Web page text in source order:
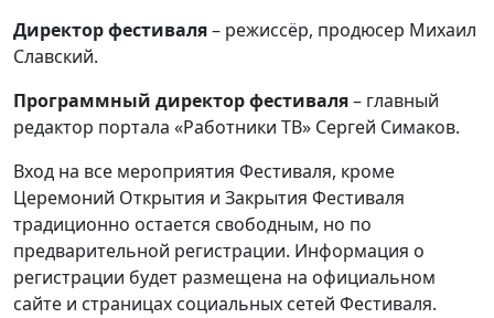
Директор фестиваля– режиссёр, продюсер Михаил
Славский.
Программный директор фестиваля– главный
редактор портала «Работники ТВ» Сергей Симаков.
Вход на все мероприятия Фестиваля, кроме
Церемоний Открытия и Закрытия Фестиваля
традиционно остается свободным, но по
предварительной регистрации. Информация о
регистрации будет размещена на официальном
сайте и страницах социальных сетей Фестиваля.